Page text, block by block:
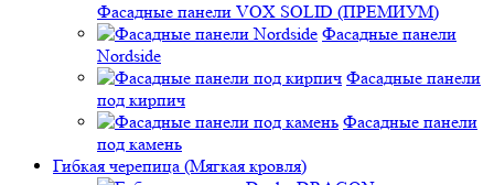
Фасадные панели VOX SOLID (ПРЕМИУМ)
Фасадные панели
Nordside
Фасадные панели
под кирпич
Фасадные панели
под камень
Гибкая черепица (Мягкая кровля)